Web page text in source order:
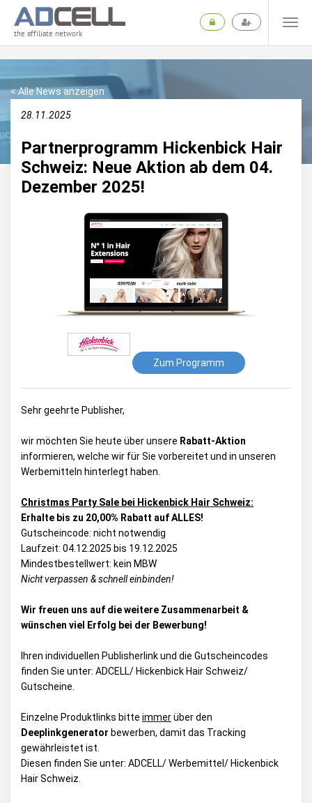
the affiliate network
< Alle News anzeigen
28.11.2025
Partnerprogramm Hickenbick Hair
Schweiz: Neue Aktion ab dem 04.
Dezember 2025!
Zum Programm
Sehr geehrte Publisher,
wir möchten Sie heute über unsere Rabatt-Aktion
informieren, welche wir für Sie vorbereitet und in unseren
Werbemitteln hinterlegt haben.
Christmas Party Sale bei Hickenbick Hair Schweiz:
Erhalte bis zu 20,00% Rabatt auf ALLES!
Gutscheincode: nicht notwendig
Laufzeit: 04.12.2025 bis 19.12.2025
Mindestbestellwert: kein MBW
Nicht verpassen & schnell einbinden!
Wir freuen uns auf die weitere Zusammenarbeit &
wünschen viel Erfolg bei der Bewerbung!
Ihren individuellen Publisherlink und die Gutscheincodes
finden Sie unter: ADCELL/ Hickenbick Hair Schweiz/
Gutscheine
Einzelne Produktlinks bitte immerüber den
Deeplinkgenerator bewerben, damit das Tracking
gewährleistet ist.
Diesen finden Sie unter: ADCELL/ Werbemittel/ Hickenbick
Hair Schweiz